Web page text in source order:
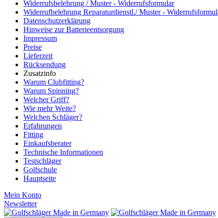
Widerrufsbelehrung / Muster - Widerrufsformular
Widerrufbelehrung Reparaturdienstl./ Muster -
Datenschutzerklärung
Hinweise zur Batterieentsorgung
Impressum
Preise
Lieferzeit
Rücksendung
Zusatzinfo
Warum Clubfitting?
Warum Spinning?
Welcher Griff?
Wie mehr Weite?
Welchen Schläger?
Erfahrungen
Fitting
Einkaufsberater
Technische Informationen
Testschläger
Golfschule
Hauptseite
Mein Konto
Newsletter